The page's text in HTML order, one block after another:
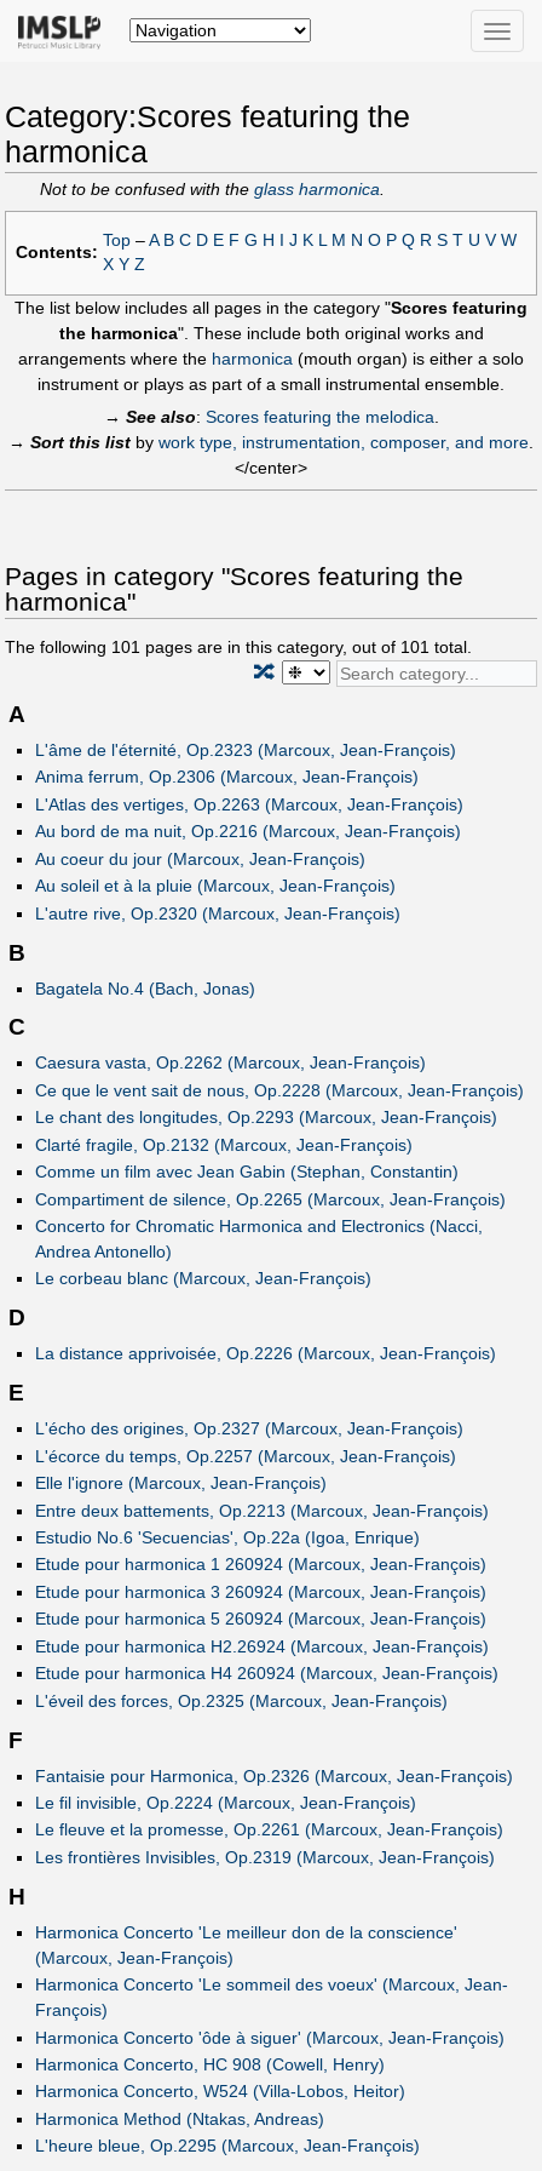
Toggle
Category:Scores featuring the
harmonica
Not to be confused with the glass harmonica
Contents:
Top – A B C D E F G H I J K L M N O P Q R S T U V W
X Y Z
The list below includes all pages in the category "Scores featuring
the harmonica". These include both original works and
arrangements where the harmonica (mouth organ) is either a solo
instrument or plays as part of a small instrumental ensemble.
→ See also: Scores featuring the melodica
→ Sort this list by work type, instrumentation, composer, and more
</center>
Pages in category "Scores featuring the
harmonica"
The following 101 pages are in this category, out of 101 total.
🔀
A
L'âme de l'éternité, Op.2323 (Marcoux, Jean-François)
Anima ferrum, Op.2306 (Marcoux, Jean-François)
L'Atlas des vertiges, Op.2263 (Marcoux, Jean-François)
Au bord de ma nuit, Op.2216 (Marcoux, Jean-François)
Au coeur du jour (Marcoux, Jean-François)
Au soleil et à la pluie (Marcoux, Jean-François)
L'autre rive, Op.2320 (Marcoux, Jean-François)
B
Bagatela No.4 (Bach, Jonas)
C
Caesura vasta, Op.2262 (Marcoux, Jean-François)
Ce que le vent sait de nous, Op.2228 (Marcoux, Jean-François)
Le chant des longitudes, Op.2293 (Marcoux, Jean-François)
Clarté fragile, Op.2132 (Marcoux, Jean-François)
Comme un film avec Jean Gabin (Stephan, Constantin)
Compartiment de silence, Op.2265 (Marcoux, Jean-François)
Concerto for Chromatic Harmonica and Electronics (Nacci,
Andrea Antonello)
Le corbeau blanc (Marcoux, Jean-François)
D
La distance apprivoisée, Op.2226 (Marcoux, Jean-François)
E
L'écho des origines, Op.2327 (Marcoux, Jean-François)
L'écorce du temps, Op.2257 (Marcoux, Jean-François)
Elle l'ignore (Marcoux, Jean-François)
Entre deux battements, Op.2213 (Marcoux, Jean-François)
Estudio No.6 'Secuencias', Op.22a (Igoa, Enrique)
Etude pour harmonica 1 260924 (Marcoux, Jean-François)
Etude pour harmonica 3 260924 (Marcoux, Jean-François)
Etude pour harmonica 5 260924 (Marcoux, Jean-François)
Etude pour harmonica H2.26924 (Marcoux, Jean-François)
Etude pour harmonica H4 260924 (Marcoux, Jean-François)
L'éveil des forces, Op.2325 (Marcoux, Jean-François)
F
Fantaisie pour Harmonica, Op.2326 (Marcoux, Jean-François)
Le fil invisible, Op.2224 (Marcoux, Jean-François)
Le fleuve et la promesse, Op.2261 (Marcoux, Jean-François)
Les frontières Invisibles, Op.2319 (Marcoux, Jean-François)
H
Harmonica Concerto 'Le meilleur don de la conscience'
(Marcoux, Jean-François)
Harmonica Concerto 'Le sommeil des voeux' (Marcoux, Jean-
François)
Harmonica Concerto 'ôde à siguer' (Marcoux, Jean-François)
Harmonica Concerto, HC 908 (Cowell, Henry)
Harmonica Concerto, W524 (Villa-Lobos, Heitor)
Harmonica Method (Ntakas, Andreas)
L'heure bleue, Op.2295 (Marcoux, Jean-François)